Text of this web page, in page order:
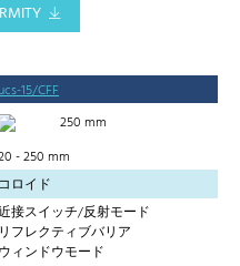
15/CFF
250 mm
- 250 mm
コロイド
接スイッチ/反射モード
リフレクティブバリア
ウィンドウモード